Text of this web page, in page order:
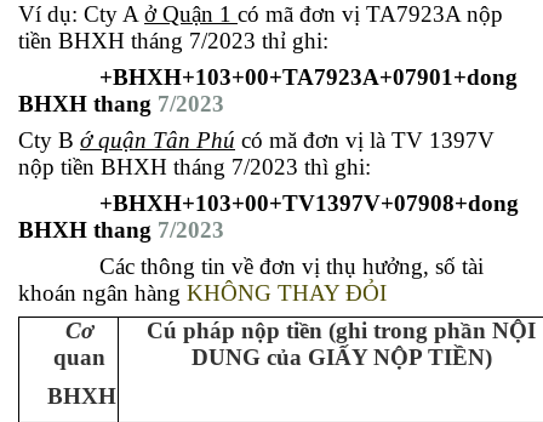
Ví dụ: Cty Aở Quận 1 có mã đơn vị TA7923A nộp
tiền BHXH tháng 7/2023 thỉ ghi:
+BHXH+103+00+TA7923A+07901+dong
BHXH thang 7/2023
Cty B ớ quận Tân Phú có mă đơn vị là TV 1397V
nộp tiền BHXH tháng 7/2023 thì ghi:
+BHXH+103+00+TV1397V+07908+dong
BHXH thang 7/2023
Các thông tin về đơn vị thụ hưởng, số tài
khoán ngân hàng KHÔNG THAY ĐỎI
Cơ
quan
BHXH
Cú pháp nộp tiền (ghi trong phần NỘI
DUNG của GIẤY NỘP TIỀN)